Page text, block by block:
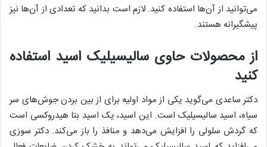
می‌توانید از آن‌ها استفاده کنید. لازم است بدانید که تعدادی از آن‌ها نیز
پیشگیرانه هستند.
از محصولات حاوی سالیسیلیک اسید استفاده
کنید
دکتر ساعدی می‌گوید یکی از مواد اولیه برای از بین بردن جوش‌های سر
سیاه، اسید سالیسیلیک است. این اسید، یک اسید بتا هیدروکسی است
که گردش سلولی را افزایش می‌دهد و منافذ را باز می‌کند. دکتر سوزی